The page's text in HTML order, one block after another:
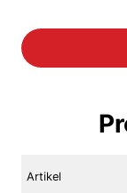
Artikel